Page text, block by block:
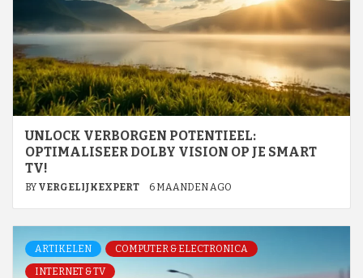
UNLOCK VERBORGEN POTENTIEEL:
OPTIMALISEER DOLBY VISION OP JE SMART
TV!
BY VERGELIJKEXPERT 6 MAANDEN AGO
ARTIKELEN
COMPUTER & ELECTRONICA
INTERNET & TV